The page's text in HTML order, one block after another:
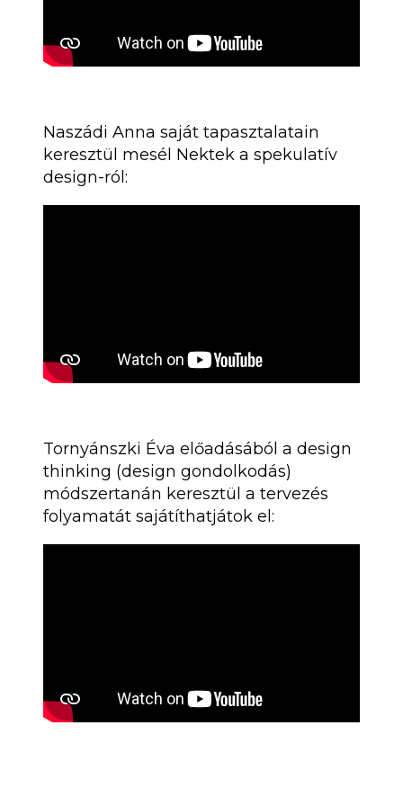
Naszádi Anna saját tapasztalatain
keresztül mesél Nektek a spekulatív
design-ról:
Tornyánszki Éva előadásából a design
thinking (design gondolkodás)
módszertanán keresztül a tervezés
folyamatát sajátíthatjátok el: